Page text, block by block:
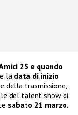
25 e quando
la data di inizio
della trasmissione,
del talent show di
sabato 21 marzo.